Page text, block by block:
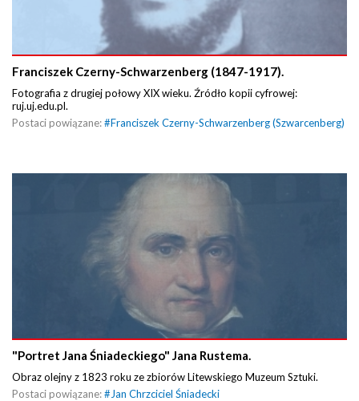
Franciszek Czerny-Schwarzenberg (1847-1917).
Fotografia z drugiej połowy XIX wieku. Źródło kopii cyfrowej:
ruj.uj.edu.pl.
Postaci powiązane:#Franciszek Czerny-Schwarzenberg (Szwarcenberg)
"Portret Jana Śniadeckiego" Jana Rustema.
Obraz olejny z 1823 roku ze zbiorów Litewskiego Muzeum Sztuki.
Postaci powiązane:# Jan Chrzciciel Śniadecki